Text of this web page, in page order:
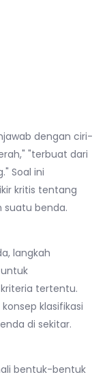
dengan ciri-
"terbuat dari
Soal ini
kritis tentang
benda.
langkah
tertentu.
klasifikasi
di sekitar.
bentuk-bentuk